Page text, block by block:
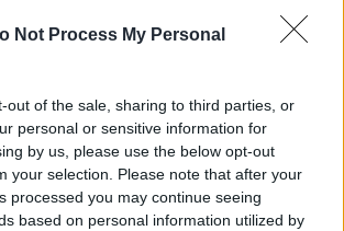
Not Process My Personal
out of the sale, sharing to third parties, or
personal or sensitive information for
by us, please use the below opt-out
your selection. Please note that after your
processed you may continue seeing
based on personal information utilized by
Ndeshja Argjentinë–Egjipt
të papara
Kina zbulon robotë humanoidë
tepër realistë, të projektuar për
shoqëri afatgjatë